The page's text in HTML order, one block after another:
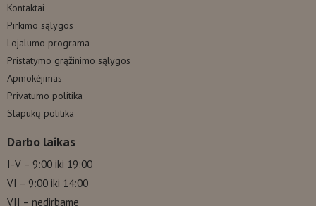
Kontaktai
Pirkimo sąlygos
Lojalumo programa
Pristatymo grąžinimo sąlygos
Apmokėjimas
Privatumo politika
Slapukų politika
Darbo laikas
I-V – 9:00 iki 19:00
VI – 9:00 iki 14:00
VII – nedirbame